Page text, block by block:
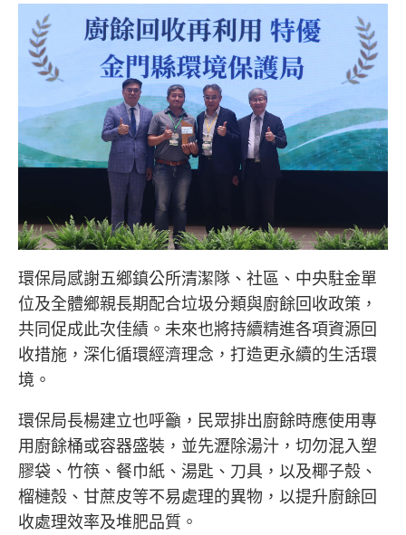
環保局感謝五鄉鎮公所清潔隊、社區、中央駐金單
位及全體鄉親長期配合垃圾分類與廚餘回收政策，
共同促成此次佳績。未來也將持續精進各項資源回
收措施，深化循環經濟理念，打造更永續的生活環
境。
環保局長楊建立也呼籲，民眾排出廚餘時應使用專
用廚餘桶或容器盛裝，並先瀝除湯汁，切勿混入塑
膠袋、竹筷、餐巾紙、湯匙、刀具，以及椰子殼、
榴槤殼、甘蔗皮等不易處理的異物，以提升廚餘回
收處理效率及堆肥品質。